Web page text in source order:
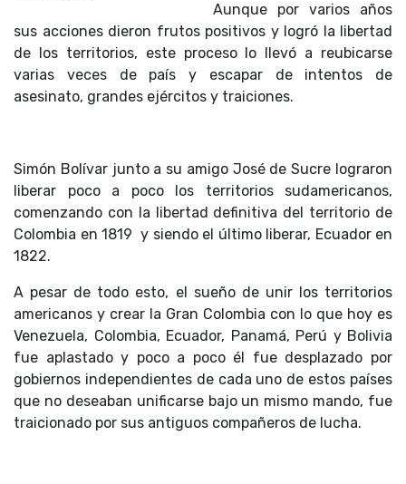
Aunque por varios años
sus acciones dieron frutos positivos y logró la libertad
de los territorios, este proceso lo llevó a reubicarse
varias veces de país y escapar de intentos de
asesinato, grandes ejércitos y traiciones.
Simón Bolívar junto a su amigo José de Sucre lograron
liberar poco a poco los territorios sudamericanos,
comenzando con la libertad definitiva del territorio de
Colombia en 1819 y siendo el último liberar, Ecuador en
1822.
A pesar de todo esto, el sueño de unir los territorios
americanos y crear la Gran Colombia con lo que hoy es
Venezuela, Colombia, Ecuador, Panamá, Perú y Bolivia
fue aplastado y poco a poco él fue desplazado por
gobiernos independientes de cada uno de estos países
que no deseaban unificarse bajo un mismo mando, fue
traicionado por sus antiguos compañeros de lucha.